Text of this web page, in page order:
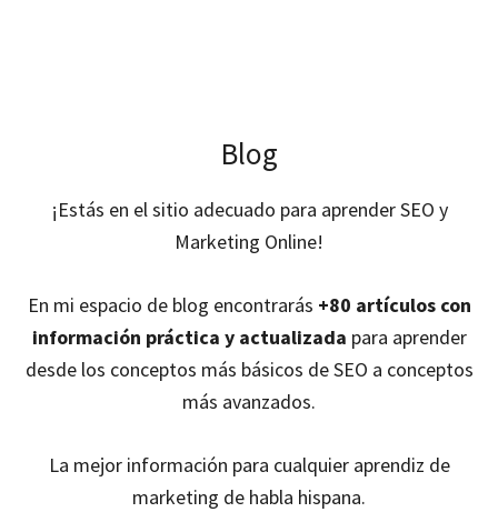
Blog
¡Estás en el sitio adecuado para aprender SEO y
Marketing Online!
En mi espacio de blog encontrarás +80 artículos con
información práctica y actualizada para aprender
desde los conceptos más básicos de SEO a conceptos
más avanzados.
La mejor información para cualquier aprendiz de
marketing de habla hispana.